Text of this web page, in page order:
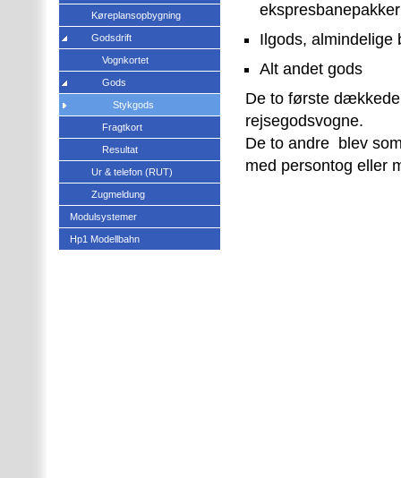
ekspresbanepakker
Ilgods,
Alt andet gods
De to første
rejsegodsvogne.
De to andre blev
med persontog eller
Køreplansopbygning
Godsdrift
Vognkortet
Gods
Stykgods
Fragtkort
Resultat
Ur & telefon (RUT)
Zugmeldung
Modulsystemer
Hp1 Modellbahn